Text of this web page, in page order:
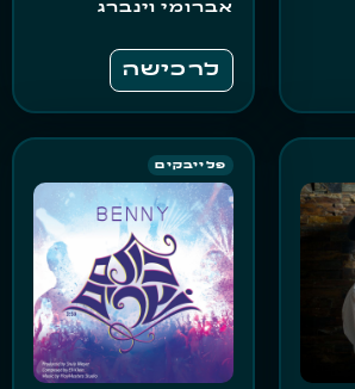
אברומי וינברג
לרכישה
פלייבקים